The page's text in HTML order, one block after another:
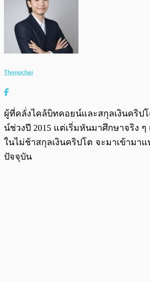
Thongchai
ผู้ที่คลั่งไคล้บิทคอยน์และสกุลเงินคริป
น์ช่วงปี 2015 แต่เริ่มหันมาศึกษาจริง ๆ
ในไม่ช้าสกุลเงินคริปโต จะมาเข้ามา
ปัจจุบัน